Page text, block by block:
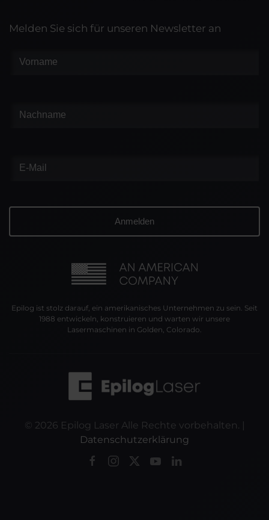
Melden Sie sich für unseren Newsletter an
Epilog ist stolz darauf, ein amerikanisches Unternehmen zu sein. Seit
1988 entwickeln, konstruieren und warten wir unsere
Lasermaschinen in Golden, Colorado.
© 2026 Epilog Laser Alle Rechte vorbehalten. |
Datenschutzerklärung